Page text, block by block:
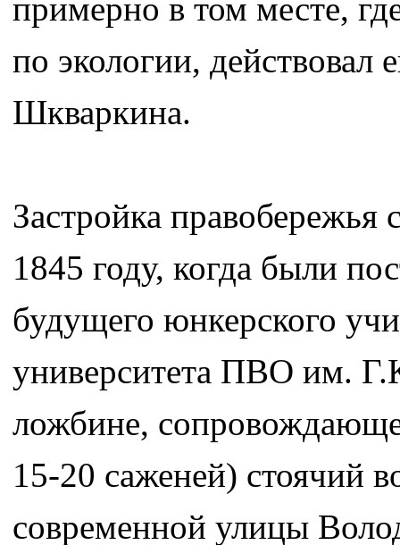
примерно в том месте,
по экологии,
Шкваркина.
Застройка правобережья
1845 году, когда были
будущего юнкерского
университета ПВО им.
ложбине,
15-20 саженей) стоячий
современной улицы